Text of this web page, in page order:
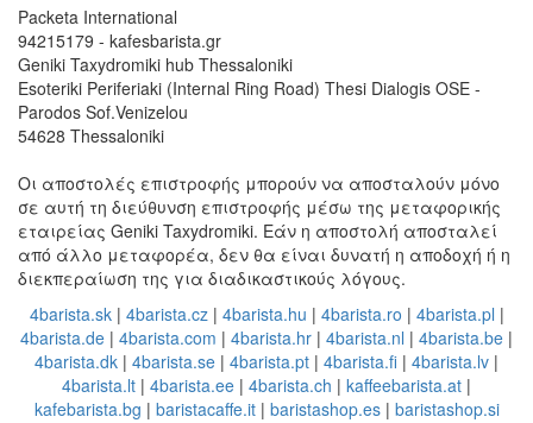
Packeta International
94215179 - kafesbarista.gr
Geniki Taxydromiki hub Thessaloniki
Esoteriki Periferiaki (Internal Ring Road) Thesi Dialogis OSE -
Parodos Sof.Venizelou
54628 Thessaloniki
Οι αποστολές επιστροφής μπορούν να αποσταλούν μόνο
σε αυτή τη διεύθυνση επιστροφής μέσω της μεταφορικής
εταιρείας Geniki Taxydromiki. Εάν η αποστολή αποσταλεί
από άλλο μεταφορέα, δεν θα είναι δυνατή η αποδοχή ή η
διεκπεραίωση της για διαδικαστικούς λόγους.
4barista.sk| 4barista.cz| 4barista.hu | 4barista.ro | 4barista.pl |
4barista.de | 4barista.com | 4barista.hr | 4barista.nl | 4barista.be |
4barista.dk | 4barista.se | 4barista.pt | 4barista.fi | 4barista.lv |
4barista.lt | 4barista.ee | 4barista.ch | kaffeebarista.at |
kafebarista.bg | baristacaffe.it| baristashop.es| baristashop.si